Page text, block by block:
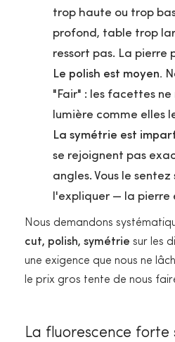
trop haute ou trop
profond, table trop
ressort pas. La pierre
Le polish est moyen.
"Fair" : les facettes
lumière comme elles
La symétrie est
se rejoignent pas
angles. Vous le sentez
l'expliquer — la pierre
Nous demandons
cut, polish, symétrie sur les
une exigence que nous ne
le prix gros tente de nous
La fluorescence forte